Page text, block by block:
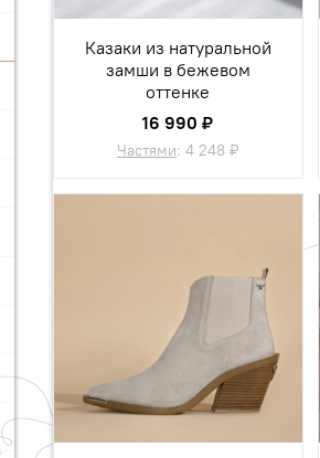
Казаки из натуральной
замши в бежевом
оттенке
16 990 ₽
Частями: 4 248 ₽